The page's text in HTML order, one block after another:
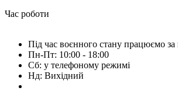
Час роботи
Під час воєнного стану працюємо за
Пн-Пт: 10:00 - 18:00
Сб: у телефоному режимі
Нд: Вихідний